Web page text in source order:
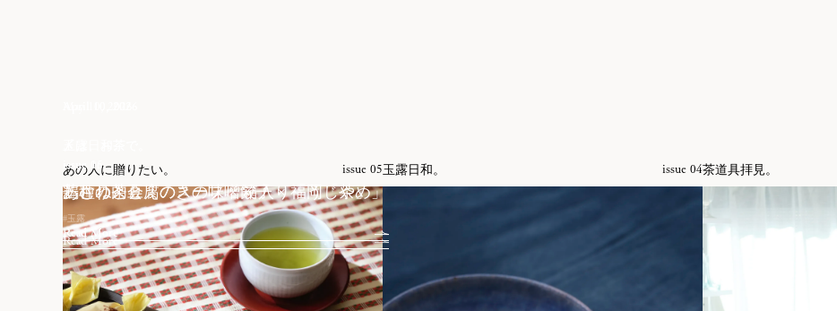
issue 05
芒種の茶会
#玉露
Read More
issue 16
鶏むね肉とえのきの味噌餃子 × 福岡「やめ」
Read More
issue 15
あさりと豆腐のスープ ️× 箱入り「うじ茶」
Read More
あの人に贈りたい。 issue 05玉露日和。 issue 04茶道具拝見。